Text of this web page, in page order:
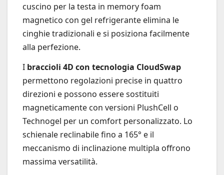
cuscino per la testa in memory foam
magnetico con gel refrigerante elimina le
cinghie tradizionali e si posiziona facilmente
alla perfezione.
I braccioli 4D con tecnologia CloudSwap
permettono regolazioni precise in quattro
direzioni e possono essere sostituiti
magneticamente con versioni PlushCell o
Technogel per un comfort personalizzato. Lo
schienale reclinabile fino a 165° e il
meccanismo di inclinazione multipla offrono
massima versatilità.